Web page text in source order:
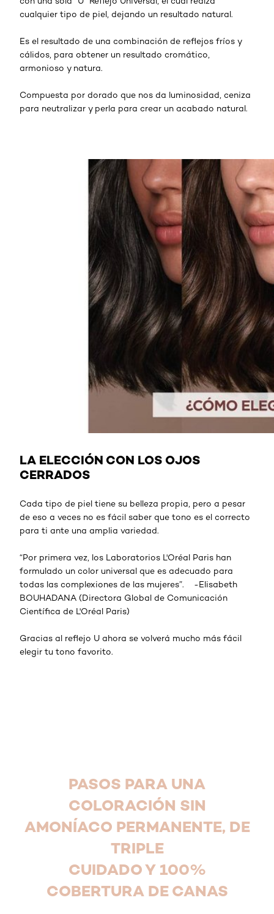
cualquier tipo de piel, dejando un resultado natural.
Es el resultado de una combinación de reflejos fríos y
cálidos, para obtener un resultado cromático,
armonioso y natura.
Compuesta por dorado que nos da luminosidad, ceniza
para neutralizar y perla para crear un acabado natural.
LA ELECCIÓN CON LOS OJOS
CERRADOS
Cada tipo de piel tiene su belleza propia, pero a pesar
de eso a veces no es fácil saber que tono es el correcto
para ti ante una amplia variedad.
“Por primera vez, los Laboratorios L'Oréal Paris han
formulado un color universal que es adecuado para
todas las complexiones de las mujeres”. -Elisabeth
BOUHADANA (Directora Global de Comunicación
Científica de L'Oréal Paris)
Gracias al reflejo U ahora se volverá mucho más fácil
elegir tu tono favorito.
PASOS PARA UNA
COLORACIÓN SIN
AMONÍACO PERMANENTE, DE
TRIPLE
CUIDADO Y 100%
COBERTURA DE CANAS